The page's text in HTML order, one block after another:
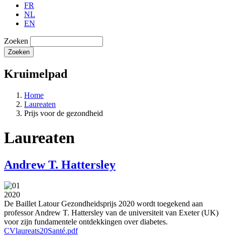
FR
NL
EN
Zoeken
Kruimelpad
Home
Laureaten
Prijs voor de gezondheid
Laureaten
Andrew T. Hattersley
2020
De Baillet Latour Gezondheidsprijs 2020 wordt toegekend aan
professor Andrew T. Hattersley van de universiteit van Exeter (UK)
voor zijn fundamentele ontdekkingen over diabetes.
CVlaureats20Santé.pdf